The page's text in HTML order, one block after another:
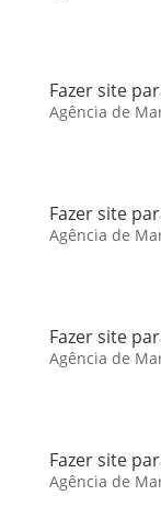
Fazer site
Agência de
Fazer site
Agência de
Fazer site
Agência de
Fazer site
Agência de